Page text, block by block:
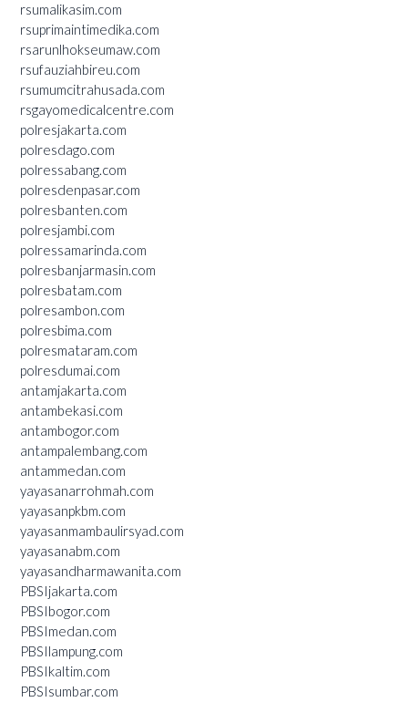
rsumalikasim.com
rsuprimaintimedika.com
rsarunlhokseumaw.com
rsufauziahbireu.com
rsumumcitrahusada.com
rsgayomedicalcentre.com
polresjakarta.com
polresdago.com
polressabang.com
polresdenpasar.com
polresbanten.com
polresjambi.com
polressamarinda.com
polresbanjarmasin.com
polresbatam.com
polresambon.com
polresbima.com
polresmataram.com
polresdumai.com
antamjakarta.com
antambekasi.com
antambogor.com
antampalembang.com
antammedan.com
yayasanarrohmah.com
yayasanpkbm.com
yayasanmambaulirsyad.com
yayasanabm.com
yayasandharmawanita.com
PBSIjakarta.com
PBSIbogor.com
PBSImedan.com
PBSIlampung.com
PBSIkaltim.com
PBSIsumbar.com